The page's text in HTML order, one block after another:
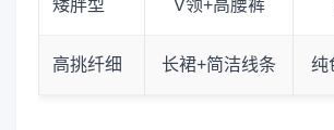
矮胖型 V领+高腰裤
高挑纤细 长裙+简洁线条 纯